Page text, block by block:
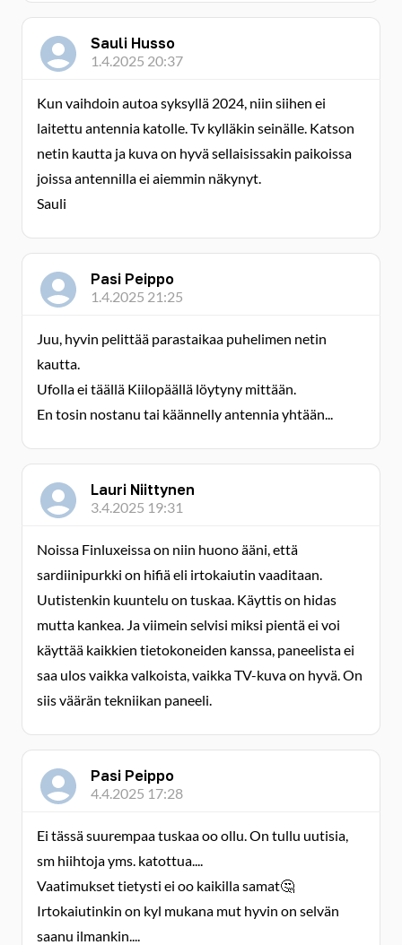
Sauli Husso
1.4.2025 20:37
Kun vaihdoin autoa syksyllä 2024, niin siihen ei
laitettu antennia katolle. Tv kylläkin seinälle. Katson
netin kautta ja kuva on hyvä sellaisissakin paikoissa
joissa antennilla ei aiemmin näkynyt.
Sauli
Pasi Peippo
1.4.2025 21:25
Juu, hyvin pelittää parastaikaa puhelimen netin
kautta.
Ufolla ei täällä Kiilopäällä löytyny mittään.
En tosin nostanu tai käännelly antennia yhtään...
Lauri Niittynen
3.4.2025 19:31
Noissa Finluxeissa on niin huono ääni, että
sardiinipurkki on hifiä eli irtokaiutin vaaditaan.
Uutistenkin kuuntelu on tuskaa. Käyttis on hidas
mutta kankea. Ja viimein selvisi miksi pientä ei voi
käyttää kaikkien tietokoneiden kanssa, paneelista ei
saa ulos vaikka valkoista, vaikka TV-kuva on hyvä. On
siis väärän tekniikan paneeli.
Pasi Peippo
4.4.2025 17:28
Ei tässä suurempaa tuskaa oo ollu. On tullu uutisia,
sm hiihtoja yms. katottua....
Vaatimukset tietysti ei oo kaikilla samat🤔
Irtokaiutinkin on kyl mukana mut hyvin on selvän
saanu ilmankin....